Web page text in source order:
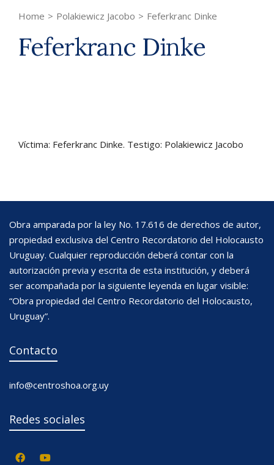
Home > Polakiewicz Jacobo > Feferkranc Dinke
Feferkranc Dinke
Víctima: Feferkranc Dinke. Testigo: Polakiewicz Jacobo
Obra amparada por la ley No. 17.616 de derechos de autor,
propiedad exclusiva del Centro Recordatorio del Holocausto
Uruguay. Cualquier reproducción deberá contar con la
autorización previa y escrita de esta institución, y deberá
ser acompañada por la siguiente leyenda en lugar visible:
“Obra propiedad del Centro Recordatorio del Holocausto,
Uruguay”.
Contacto
info@centroshoa.org.uy
Redes sociales